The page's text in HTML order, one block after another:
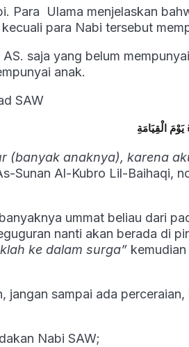
Para Ulama menjelaskan
para Nabi tersebut
saja yang belum
anak.
SAW
يَوْمَ الْقِيَامَةِ
(banyak anaknya), karena
Sunan Al-Kubro Lil-Baihaqi,
ummat beliau dari
nanti akan berada di
ke dalam surga”
sampai ada
Nabi SAW;